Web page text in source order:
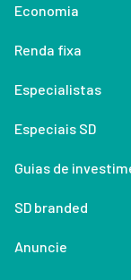
Economia
Renda fixa
Especialistas
Especiais SD
Guias de
SD branded
Anuncie